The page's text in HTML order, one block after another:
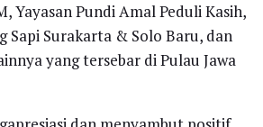
Yayasan Pundi Amal Peduli Kasih,
Sapi Surakarta & Solo Baru, dan
yang tersebar di Pulau Jawa